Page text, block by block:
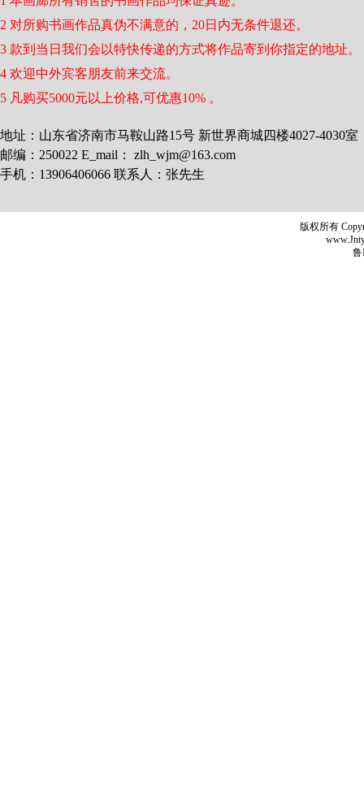
2 对所购书画作品真伪不满意的，20日内无条件退还。
3 款到当日我们会以特快传递的方式将作品寄到你指定的地址。
4 欢迎中外宾客朋友前来交流。
5 凡购买5000元以上价格,可优惠10% 。
地址：山东省济南市马鞍山路15号 新世界商城四楼4027-4030室
邮编：250022 E_mail： zlh_wjm@163.com
手机：13906406066 联系人：张先生
版权所有
鲁